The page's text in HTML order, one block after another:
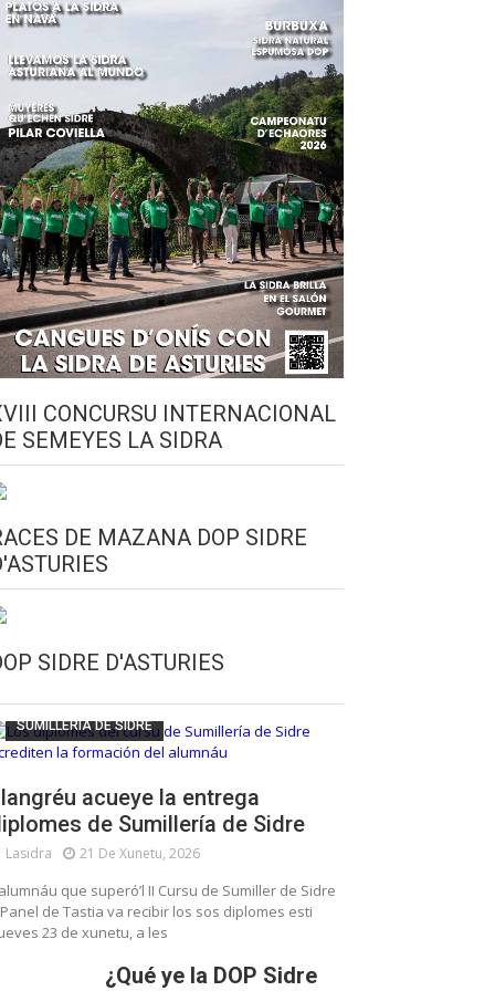
CONCURSU INTERNACIONAL
SEMEYES LA SIDRA
DE MAZANA DOP SIDRE
SIDRE D'ASTURIES
ESCUELA DE SUMILLERÍA DE LA SIDRE
SUMILLERÍA DE SIDRE
acueye la entrega
de Sumillería de Sidre
Lasidra 21 De Xunetu, 2026
que superó’l II Cursu de Sumiller de Sidre
de Tastia va recibir los sos diplomes esti
23 de xunetu, a les
¿Qué ye la DOP Sidre